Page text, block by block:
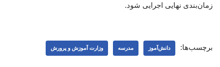
زمان‌بندی نهایی اجرایی شود.
برچسب‌ها: دانش‌آموز مدرسه وزارت آموزش و پرورش